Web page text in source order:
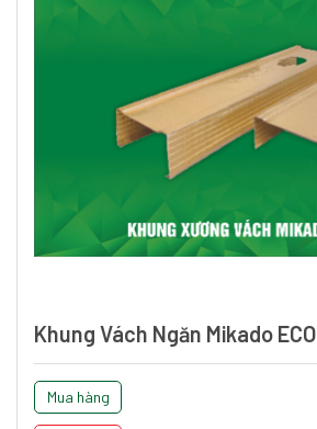
Khung Vách Ngăn Mikado ECO
Mua hàng